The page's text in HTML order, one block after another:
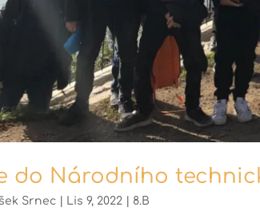
do Národního
Srnec Lis 9, 2022 8.B